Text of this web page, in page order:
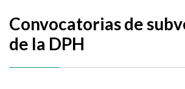
Convocatorias de
de la DPH